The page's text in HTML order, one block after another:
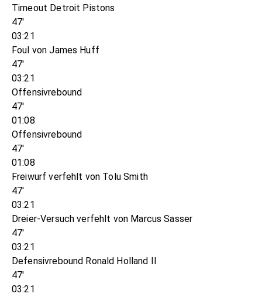
Timeout Detroit Pistons
47'
03:21
Foul von James Huff
47'
03:21
Offensivrebound
47'
01:08
Offensivrebound
47'
01:08
Freiwurf verfehlt von Tolu Smith
47'
03:21
Dreier-Versuch verfehlt von Marcus Sasser
47'
03:21
Defensivrebound Ronald Holland II
47'
03:21